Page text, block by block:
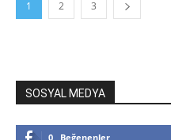
1 2 3
SOSYAL MEDYA
0 Beğenenler